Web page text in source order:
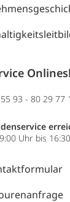
93 - 80 29 77
Uhr bis